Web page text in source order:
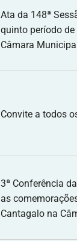
Ata da 148ª
quinto período
Câmara
Convite a todos
3ª Conferência
as
Cantagalo na